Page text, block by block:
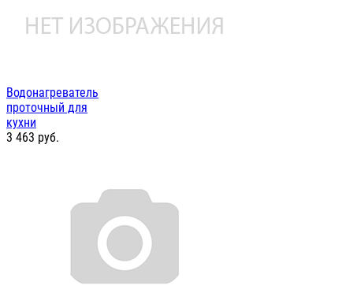
Водонагреватель
проточный для
кухни
3 463 руб.